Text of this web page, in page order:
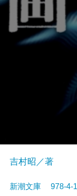
吉村昭／著
新潮文庫 978-4-